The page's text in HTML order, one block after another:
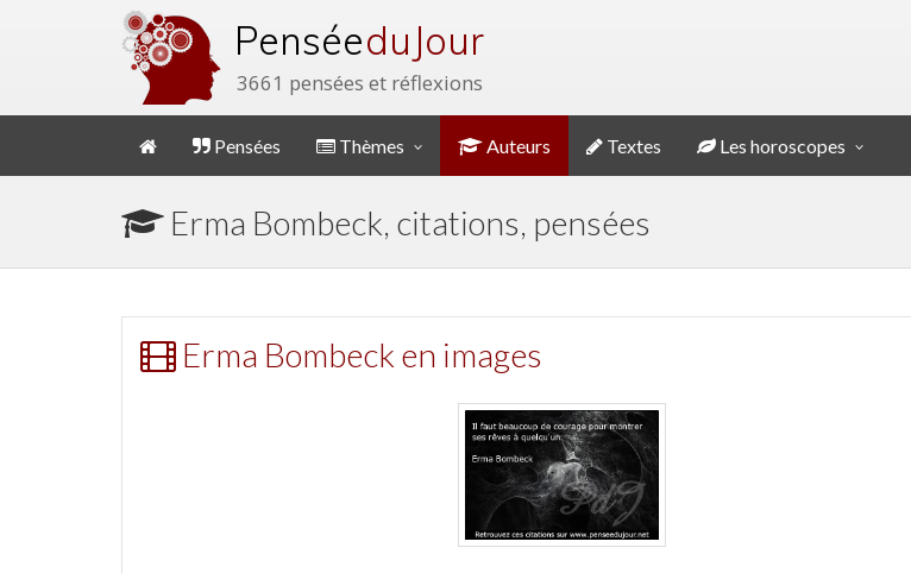
Penséedu Jour
3661 pensées et réflexions
Pensées Thèmes Auteurs Textes Les horoscopes
Erma Bombeck, citations, pensées
Erma Bombeck en images